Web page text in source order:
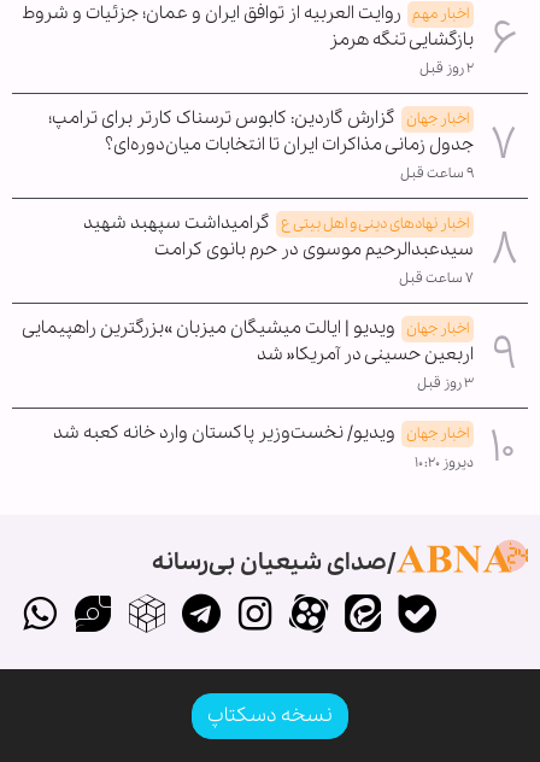
اخبار مهم روایت العربیه از توافق ایران و عمان؛ جزئیات و شروط
بازگشایی تنگه هرمز
۲ روز قبل
اخبار جهان گزارش گاردین: کابوس ترسناک کارتر برای ترامپ؛
جدول زمانی مذاکرات ایران تا انتخابات میان‌دوره‌ای؟
۹ ساعت قبل
اخبار نهادهای دینی و اهل بیتی ع گرامیداشت سپهبد شهید
سیدعبدالرحیم موسوی در حرم بانوی کرامت
۷ ساعت قبل
اخبار جهان ویدیو | ایالت میشیگان میزبان »بزرگترین راهپیمایی
اربعین حسینی در آمریکا« شد
۳ روز قبل
اخبار جهان ویدیو/ نخست‌وزیر پاکستان وارد خانه کعبه شد
دیروز ۱۰:۲۰
صدای شیعیان بی‌رسانه
نسخه دسکتاپ